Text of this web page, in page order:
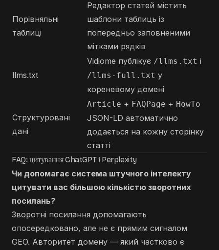
Порівняльні
таблиці
Редактор статей містить
шаблони таблиць із
попередньо заповненими
мітками рядків
llms.txt
Vidiome публікує /llms.txt і
/llms-full.txt у
кореневому домені
Структуровані
дані
Article + FAQPage + HowTo
JSON-LD автоматично
додається на кожну сторінку
статті
FAQ: цитування ChatGPT і Perplexity
Чи допомагає система штучного інтелекту
цитувати вас більшою кількістю зворотних
посилань?
Зворотні посилання допомагають
опосередковано, але не є прямим сигналом
GEO. Авторитет домену — який частково є